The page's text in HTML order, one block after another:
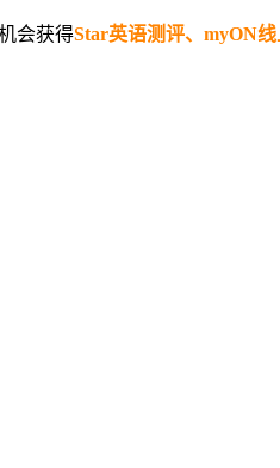
会获得Star英语测评、myON